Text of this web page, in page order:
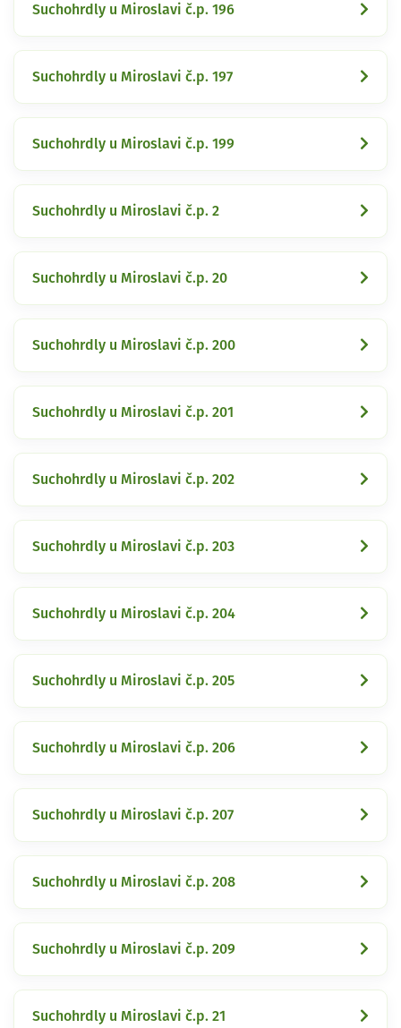
Suchohrdly u Miroslavi č.p. 196
Suchohrdly u Miroslavi č.p. 197
Suchohrdly u Miroslavi č.p. 199
Suchohrdly u Miroslavi č.p. 2
Suchohrdly u Miroslavi č.p. 20
Suchohrdly u Miroslavi č.p. 200
Suchohrdly u Miroslavi č.p. 201
Suchohrdly u Miroslavi č.p. 202
Suchohrdly u Miroslavi č.p. 203
Suchohrdly u Miroslavi č.p. 204
Suchohrdly u Miroslavi č.p. 205
Suchohrdly u Miroslavi č.p. 206
Suchohrdly u Miroslavi č.p. 207
Suchohrdly u Miroslavi č.p. 208
Suchohrdly u Miroslavi č.p. 209
Suchohrdly u Miroslavi č.p. 21